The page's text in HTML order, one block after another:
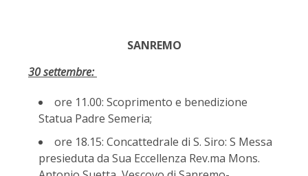
SANREMO
30 settembre:
ore 11.00: Scoprimento e benedizione
Statua Padre Semeria;
ore 18.15: Concattedrale di S. Siro: S Messa
presieduta da Sua Eccellenza Rev.ma Mons.